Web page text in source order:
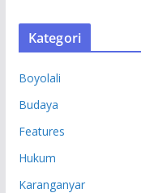
S
Kategori
Boyolali
Budaya
Features
Hukum
Karanganyar